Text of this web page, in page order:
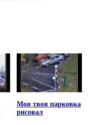
Моя твоя парковка
рисовал